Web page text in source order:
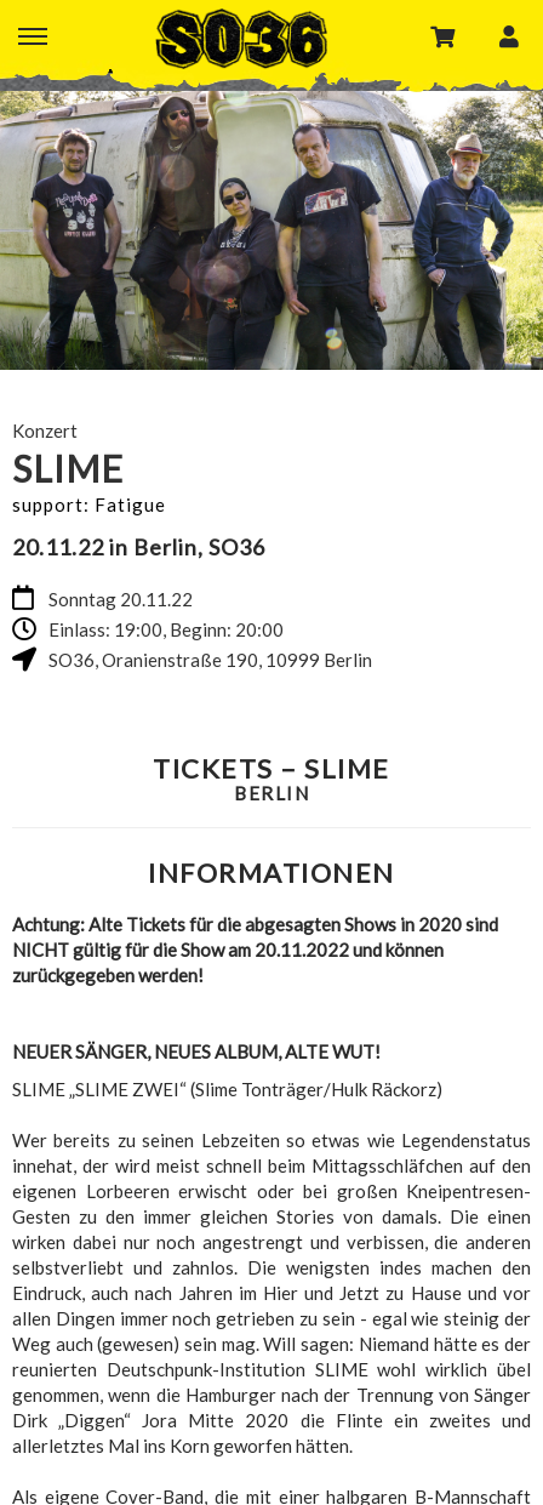
Konzert
SLIME
support: Fatigue
20.11.22 in Berlin, SO36
Sonntag 20.11.22
Einlass: 19:00, Beginn: 20:00
SO36,Oranienstraße 190, 10999 Berlin
TICKETS – SLIME
BERLIN
INFORMATIONEN
Achtung: Alte Tickets für die abgesagten Shows in 2020 sind
NICHT gültig für die Show am 20.11.2022 und können
zurückgegeben werden!
NEUER SÄNGER, NEUES ALBUM, ALTE WUT!
SLIME „SLIME ZWEI“ (Slime Tonträger/Hulk Räckorz)
Wer bereits zu seinen Lebzeiten so etwas wie Legendenstatus
innehat, der wird meist schnell beim Mittagsschläfchen auf den
eigenen Lorbeeren erwischt oder bei großen Kneipentresen-
Gesten zu den immer gleichen Stories von damals. Die einen
wirken dabei nur noch angestrengt und verbissen, die anderen
selbstverliebt und zahnlos. Die wenigsten indes machen den
Eindruck, auch nach Jahren im Hier und Jetzt zu Hause und vor
allen Dingen immer noch getrieben zu sein - egal wie steinig der
Weg auch (gewesen) sein mag. Will sagen: Niemand hätte es der
reunierten Deutschpunk-Institution SLIME wohl wirklich übel
genommen, wenn die Hamburger nach der Trennung von Sänger
Dirk „Diggen“ Jora Mitte 2020 die Flinte ein zweites und
allerletztes Mal ins Korn geworfen hätten.
Als eigene Cover-Band, die mit einer halbgaren B-Mannschaft